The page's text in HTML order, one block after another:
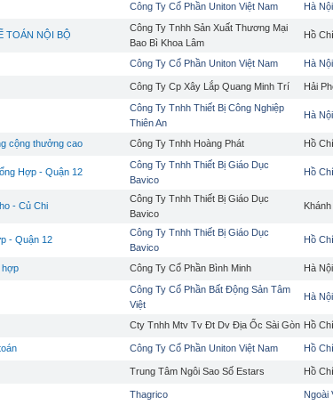
Công Ty Cổ Phần Uniton Việt Nam Hà Nội
TOÁN NỘI BỘ
Công Ty Tnhh Sản Xuất Thương Mại
Bao Bì Khoa Lâm
Hồ
Công Ty Cổ Phần Uniton Việt Nam Hà Nội
Công Ty Cp Xây Lắp Quang Minh Trí Hải
Công Ty Tnhh Thiết Bị Công Nghiệp
Thiên An
Hà Nội
cộng thưởng cao Công Ty Tnhh Hoàng Phát Hồ
Hợp - Quận 12
Công Ty Tnhh Thiết Bị Giáo Dục
Bavico
Hồ
- Củ Chi
Công Ty Tnhh Thiết Bị Giáo Dục
Bavico
- Quận 12
Công Ty Tnhh Thiết Bị Giáo Dục
Bavico
Hồ
hợp Công Ty Cổ Phần Bình Minh Hà Nội
Công Ty Cổ Phần Bất Động Sản Tâm
Việt
Hà Nội
Cty Tnhh Mtv Tv Đt Dv Địa Ốc Sài Gòn Hồ
Công Ty Cổ Phần Uniton Việt Nam Hồ
Trung Tâm Ngôi Sao Số Estars Hồ
Thagrico Ngoài